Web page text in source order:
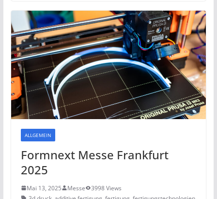
ALLGEMEIN
Formnext Messe Frankfurt
2025
Mai 13, 2025 Messe
3998 Views